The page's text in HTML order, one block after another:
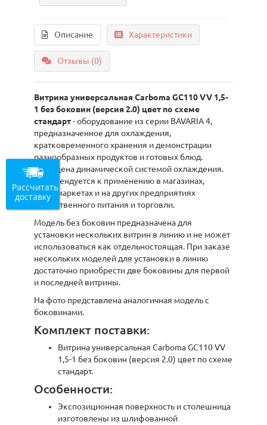
Описание Характеристики
Отзывы (0)
Витрина универсальная Carboma GC110 VV 1,5-
1 без боковин (версия 2.0) цвет по схеме
стандарт- оборудование из серии BAVARIA 4,
предназначенное для охлаждения,
кратковременного хранения и демонстрации
разнообразных продуктов и готовых блюд.
Оснащена динамической системой охлаждения.
Рекомендуется к применению в магазинах,
супермаркетах и на других предприятиях
общественного питания и торговли.
Модель без боковин предназначена для
установки нескольких витрин в линию и не может
использоваться как отдельностоящая. При заказе
нескольких моделей для установки в линию
достаточно приобрести две боковины для первой
и последней витрины.
На фото представлена аналогичная модель с
боковинами.
Комплект поставки:
Витрина универсальная Carboma GC110 VV
1,5-1 без боковин (версия 2.0) цвет по схеме
стандарт.
Особенности:
Экспозиционная поверхность и столешница
изготовлены из шлифованной
Рассчитать
доставку